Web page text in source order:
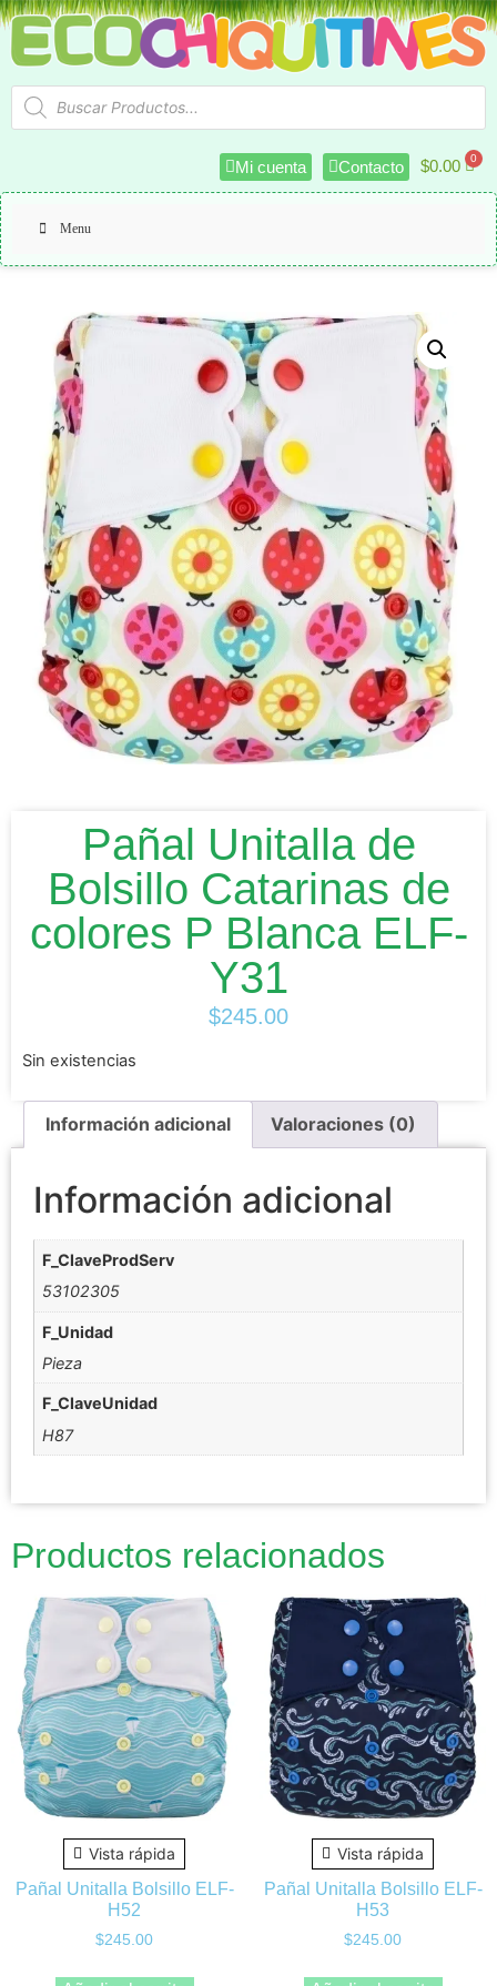
Mi cuenta Contacto $0.00
Menu
Pañal Unitalla de
Bolsillo Catarinas de
colores P Blanca ELF-
Y31
$245.00
Sin existencias
Información adicional Valoraciones (0)
Información adicional
F_ClaveProdServ
53102305
F_Unidad
Pieza
F_ClaveUnidad
H87
Productos relacionados
Vista rápida
Pañal Unitalla Bolsillo ELF-
H52
$245.00
Vista rápida
Pañal Unitalla Bolsillo ELF-
H53
$245.00